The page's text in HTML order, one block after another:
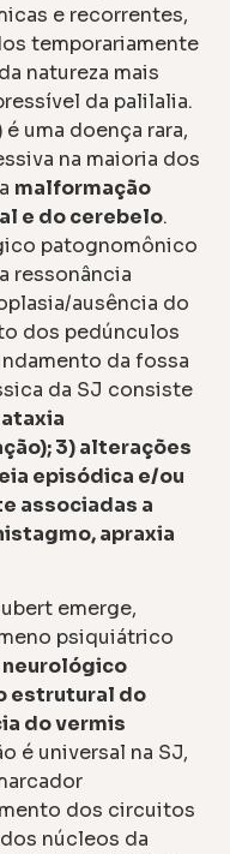
e recorrentes,
temporariamente
natureza mais
da palilalia.
é uma doença rara,
na maioria dos
malformação
e do cerebelo.
patognomônico
ressonância
ausência do
dos pedúnculos
da fossa
da SJ consiste
3) alterações
episódica e/ou
associadas a
apraxia
emerge,
psiquiátrico
neurológico
estrutural do
do vermis
é universal na SJ,
dos circuitos
núcleos da